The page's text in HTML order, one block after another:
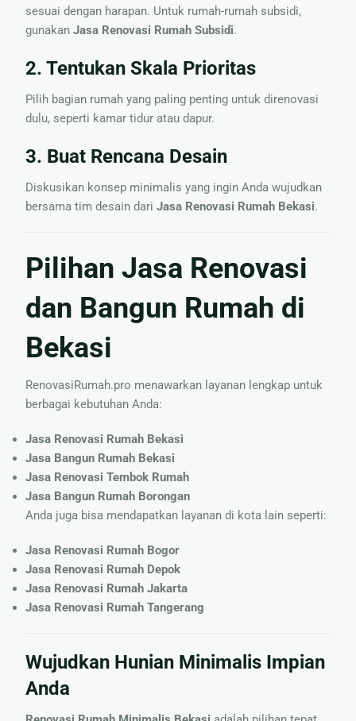
sesuai dengan harapan. Untuk rumah-rumah subsidi,
gunakanJasa Renovasi Rumah Subsidi.
2. Tentukan Skala Prioritas
Pilih bagian rumah yang paling penting untuk direnovasi
dulu, seperti kamar tidur atau dapur.
3. Buat Rencana Desain
Diskusikan konsep minimalis yang ingin Anda wujudkan
bersama tim desain dariJasa Renovasi Rumah Bekasi.
Pilihan Jasa Renovasi
dan Bangun Rumah di
Bekasi
RenovasiRumah.pro menawarkan layanan lengkap untuk
berbagai kebutuhan Anda:
Jasa Renovasi Rumah Bekasi
Jasa Bangun Rumah Bekasi
Jasa Renovasi Tembok Rumah
Jasa Bangun Rumah Borongan
Anda juga bisa mendapatkan layanan di kota lain seperti:
Jasa Renovasi Rumah Bogor
Jasa Renovasi Rumah Depok
Jasa Renovasi Rumah Jakarta
Jasa Renovasi Rumah Tangerang
Wujudkan Hunian Minimalis Impian
Anda